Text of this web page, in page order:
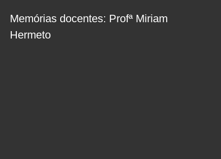
Memórias docentes: Profª Miriam
Hermeto